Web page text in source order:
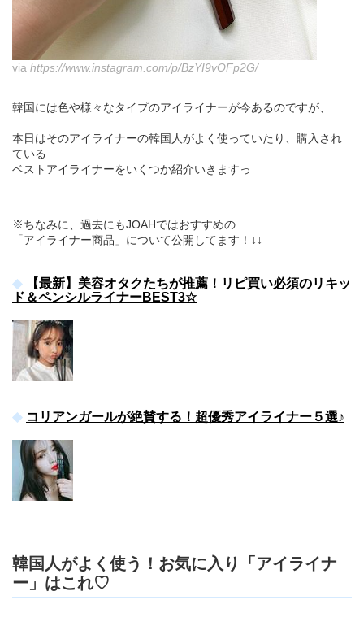
via https://www.instagram.com/p/BzYI9vOFp2G/
韓国には色や様々なタイプのアイライナーが今あるのですが、
本日はそのアイライナーの韓国人がよく使っていたり、購入され
ている
ベストアイライナーをいくつか紹介いきますっ
※ちなみに、過去にもJOAHではおすすめの
「アイライナー商品」について公開してます！↓↓
【最新】美容オタクたちが推薦！リピ買い必須のリキッ
ド＆ペンシルライナーBEST3☆
コリアンガールが絶賛する！超優秀アイライナー５選♪
韓国人がよく使う！お気に入り「アイライナ
ー」はこれ♡